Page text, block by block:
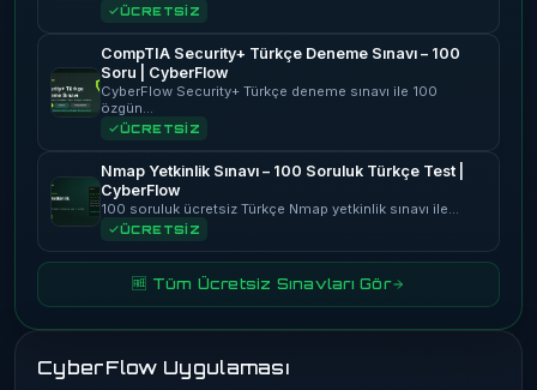
ÜCRETSİZ
CompTIA Security+ Türkçe Deneme Sınavı – 100
Soru | CyberFlow
CyberFlow Security+ Türkçe deneme sınavı ile 100
özgün…
ÜCRETSİZ
Nmap Yetkinlik Sınavı – 100 Soruluk Türkçe Test |
CyberFlow
100 soruluk ücretsiz Türkçe Nmap yetkinlik sınavı ile…
ÜCRETSİZ
🆓 Tüm Ücretsiz Sınavları Gör
CyberFlow Uygulaması